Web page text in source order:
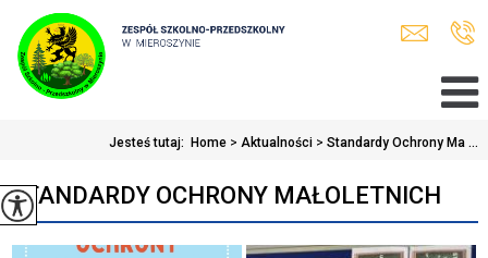
Jesteś tutaj: Home > Aktualności > Standardy Ochrony Ma ...
STANDARDY OCHRONY MAŁOLETNICH